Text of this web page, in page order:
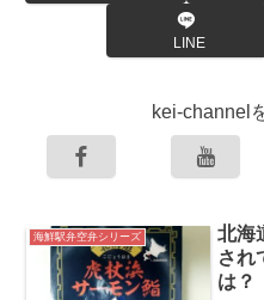
LINE
kei-channel
海鮮駅弁空弁シリーズ
北海
され
は？